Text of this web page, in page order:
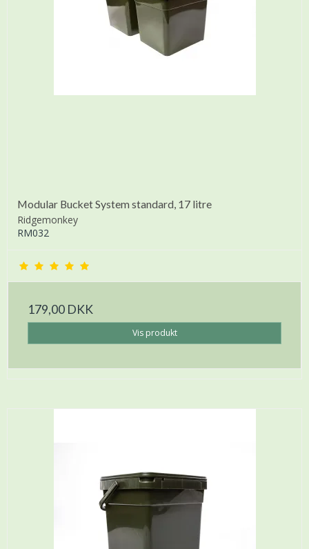
Modular Bucket System standard, 17 litre
Ridgemonkey
RM032
179,00 DKK
Vis produkt